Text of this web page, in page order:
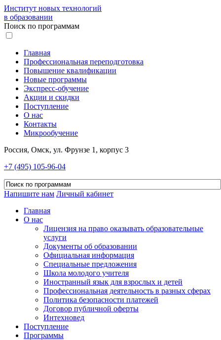
Институт новых технологий
в образовании
Поиск по программам
Главная
Профессиональная переподготовка
Повышение квалификации
Новые программы
Экспресс-обучение
Акции и скидки
Поступление
О нас
Контакты
Микрообучение
Россия, Омск, ул. Фрунзе 1, корпус 3
+7 (495) 105-96-04
Напишите нам Личный кабинет
Главная
О нас
Лицензия на право оказывать образовательные
услуги
Документы об образовании
Официальная информация
Специальные предложения
Школа молодого учителя
Иностранный язык для взрослых и детей
Профессиональная деятельность в разных сферах
Политика безопасности платежей
Договор публичной оферты
Интехновед
Поступление
Программы